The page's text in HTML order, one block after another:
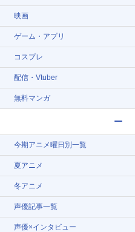
映画
ゲーム・アプリ
コスプレ
配信・Vtuber
無料マンガ
今期アニメ曜日別一覧
夏アニメ
冬アニメ
声優記事一覧
声優×インタビュー